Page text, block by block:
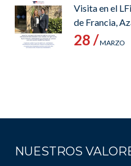
Visita en el
de Francia,
28 /MARZO
NUESTROS